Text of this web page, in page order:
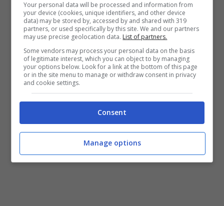
Your personal data will be processed and information from
your device (cookies, unique identifiers, and other device
data) may be stored by, accessed by and shared with 319
partners, or used specifically by this site. We and our partners
may use precise geolocation data. List of partners.
Some vendors may process your personal data on the basis
of legitimate interest, which you can object to by managing
your options below. Look for a link at the bottom of this page
or in the site menu to manage or withdraw consent in privacy
and cookie settings.
Consent
Manage options